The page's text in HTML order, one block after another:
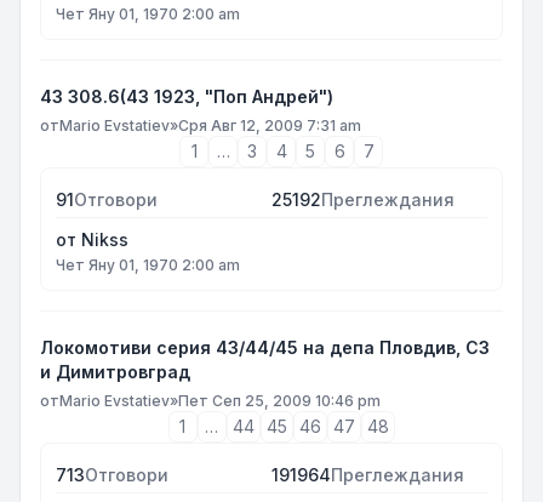
Чет Яну 01, 1970 2:00 am
43 308.6(43 1923, "Поп Андрей")
отMario Evstatiev»Сря Авг 12, 2009 7:31 am
1 … 3 4 5 6 7
91Отговори 25192Преглеждания
от Nikss
Чет Яну 01, 1970 2:00 am
Локомотиви серия 43/44/45 на депа Пловдив, СЗ
и Димитровград
отMario Evstatiev»Пет Сеп 25, 2009 10:46 pm
1 … 44 45 46 47 48
713Отговори 191964Преглеждания